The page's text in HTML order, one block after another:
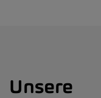
Unsere